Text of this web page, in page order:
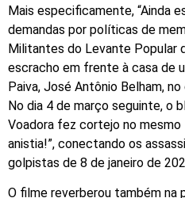
Mais especificamente, “Ainda
demandas por políticas de
Militantes do Levante Popular
escracho em frente à casa de
Paiva, José Antônio Belham,
No dia 4 de março seguinte, o
Voadora fez cortejo no mesmo
anistia!”, conectando os
golpistas de 8 de janeiro de
O filme reverberou também na